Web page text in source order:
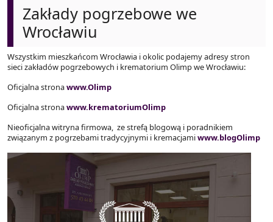
Zakłady pogrzebowe we
Wrocławiu
Wszystkim mieszkańcom Wrocławia i okolic podajemy adresy stron
sieci zakładów pogrzebowych i krematorium Olimp we Wrocławiu:
Oficjalna stronawww.Olimp
Oficjalna stronawww.krematoriumOlimp
Nieoficjalna witryna firmowa, ze strefą blogową i poradnikiem
związanym z pogrzebami tradycyjnymi i kremacjamiwww.blogOlimp